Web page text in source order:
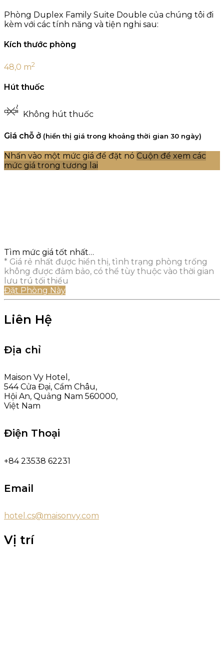
Phòng Duplex Family Suite Double của chúng tôi đi
kèm với các tính năng và tiện nghi sau:
Kích thước phòng
48,0 m2
Hút thuốc
Không hút thuốc
Giá chỗ ở (hiển thị giá trong khoảng thời gian 30 ngày)
Nhấn vào một mức giá để đặt nó Cuộn để xem các
mức giá trong tương lai
Tìm mức giá tốt nhất…
* Giá rẻ nhất được hiển thị, tình trạng phòng trống
không được đảm bảo, có thể tùy thuộc vào thời gian
lưu trú tối thiểu
Đặt Phòng Này
Liên Hệ
Địa chỉ
Maison Vy Hotel,
544 Cửa Đại, Cẩm Châu,
Hội An, Quảng Nam 560000,
Việt Nam
Điện Thoại
+84 23538 62231
Email
hotel.cs@maisonvy.com
Vị trí